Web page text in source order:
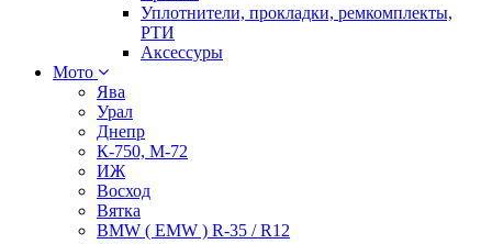
Уплотнители, прокладки, ремкомплекты,
РТИ
Аксессуры
Мото
Ява
Урал
Днепр
К-750, М-72
ИЖ
Восход
Вятка
BMW ( EMW ) R-35 / R12